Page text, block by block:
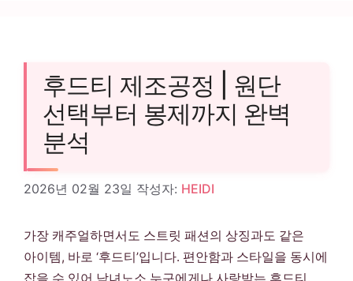
후드티 제조공정 | 원단
선택부터 봉제까지 완벽
분석
2026년 02월 23일 작성자: HEIDI
가장 캐주얼하면서도 스트릿 패션의 상징과도 같은
아이템, 바로 ‘후드티’입니다. 편안함과 스타일을 동시에